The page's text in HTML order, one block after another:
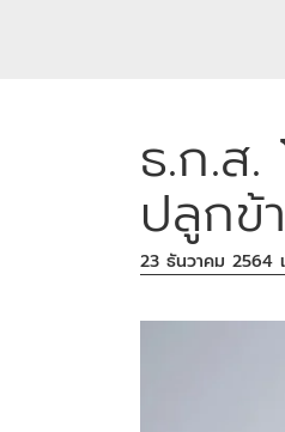
ธ.ก.ส.
ปลูกข้
23 ธันวาคม 2564